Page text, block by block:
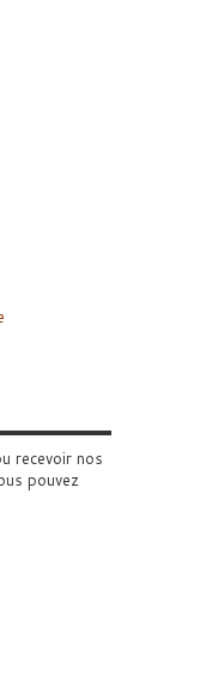
recevoir nos
pouvez